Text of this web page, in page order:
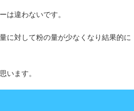
は違わないです。
に対して粉の量が少なくなり結果的に
います。